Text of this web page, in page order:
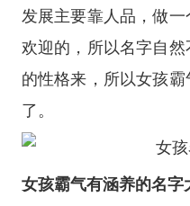
发展主要靠人品，做
欢迎的，所以名字自
的性格来，所以女孩
了。
女孩霸气有涵养的名字